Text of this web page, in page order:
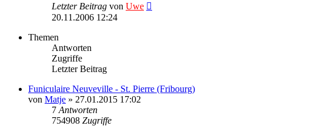
Letzter Beitrag von Uwe
20.11.2006 12:24
Themen
Antworten
Zugriffe
Letzter Beitrag
Funiculaire Neuveville - St. Pierre (Fribourg)
von Matje » 27.01.2015 17:02
7 Antworten
754908 Zugriffe